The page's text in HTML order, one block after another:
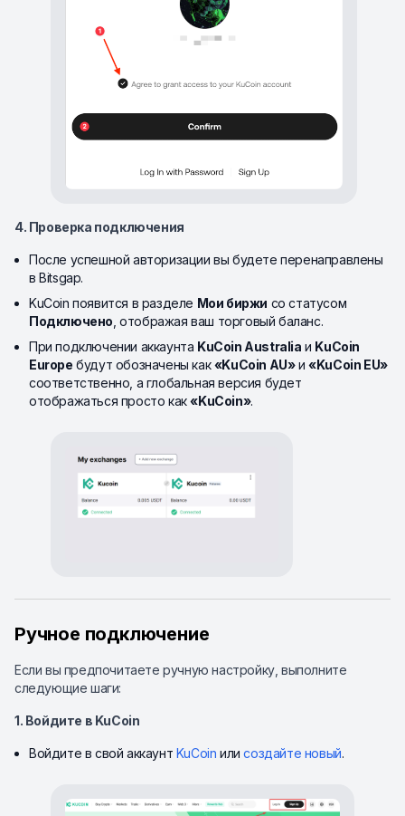
4. Проверка подключения
После успешной авторизации вы будете перенаправлены
в Bitsgap.
KuCoin появится в разделе Мои биржи со статусом
Подключено, отображая ваш торговый баланс.
При подключении аккаунта KuCoin Australia и KuCoin
Europe будут обозначены как«KuCoin AU»и«KuCoin EU»
соответственно, а глобальная версия будет
отображаться просто как«KuCoin».
Ручное подключение
Если вы предпочитаете ручную настройку, выполните
следующие шаги:
1. Войдите в KuCoin
Войдите в свой аккаунт KuCoin илисоздайте новый.